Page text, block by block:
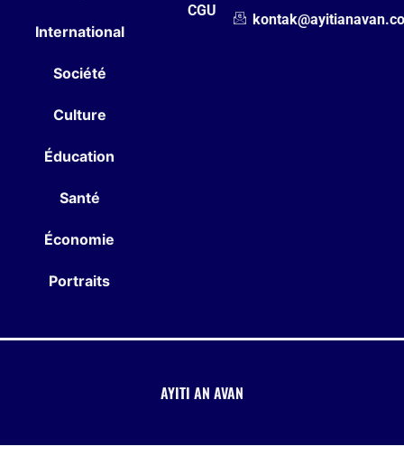
International
Société
Culture
Éducation
Santé
Économie
Portraits
CGU
AYITI AN AVAN